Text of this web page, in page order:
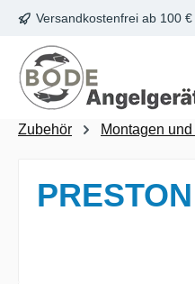
Hauptinhalt springen
Zur Suche springen
Zur Hauptnavigation
Versandkostenfrei ab 100 €
Zubehör Montagen